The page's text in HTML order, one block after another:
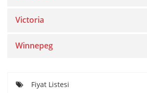
Victoria
Winnepeg
Fiyat Listesi